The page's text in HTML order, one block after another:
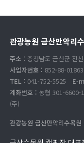
관광농원 금산만악리
주소 : 충청남도 금산군 진
사업자번호 : 852-88-01863
TEL : 041-752-5525 E-
계좌번호 : 농협 301-6600-
(주)
관광농원 금산만악리수목원